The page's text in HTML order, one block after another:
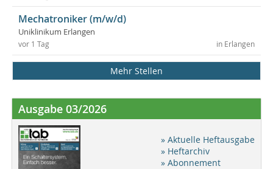
Mechatroniker (m/w/d)
Uniklinikum Erlangen
in Erlangen
vor 1 Tag
Mehr Stellen
Ausgabe 03/2026
» Aktuelle Heftausgabe
» Heftarchiv
» Abonnement